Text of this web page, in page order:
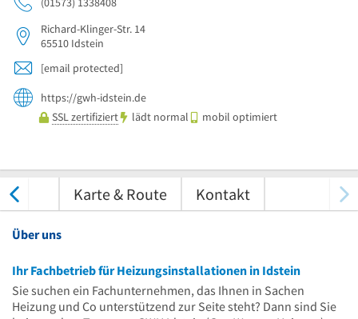
Richard-Klinger-Str. 14
65510 Idstein
[email protected]
https://gwh-idstein.de
SSL zertifiziert
lädt normal mobil optimiert
Karte & Route Kontakt
Über uns
Ihr Fachbetrieb für Heizungsinstallationen in Idstein
Sie suchen ein Fachunternehmen, das Ihnen in Sachen
Heizung und Co unterstützend zur Seite steht? Dann sind Sie